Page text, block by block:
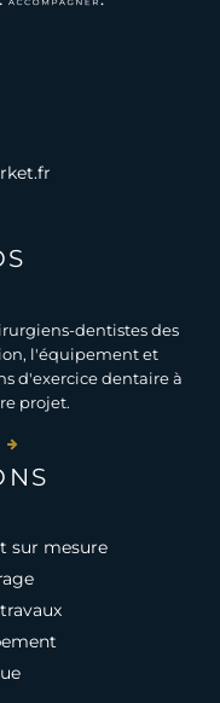
dentistes des
l'équipement et
d'exercice dentaire à
projet.
sur mesure